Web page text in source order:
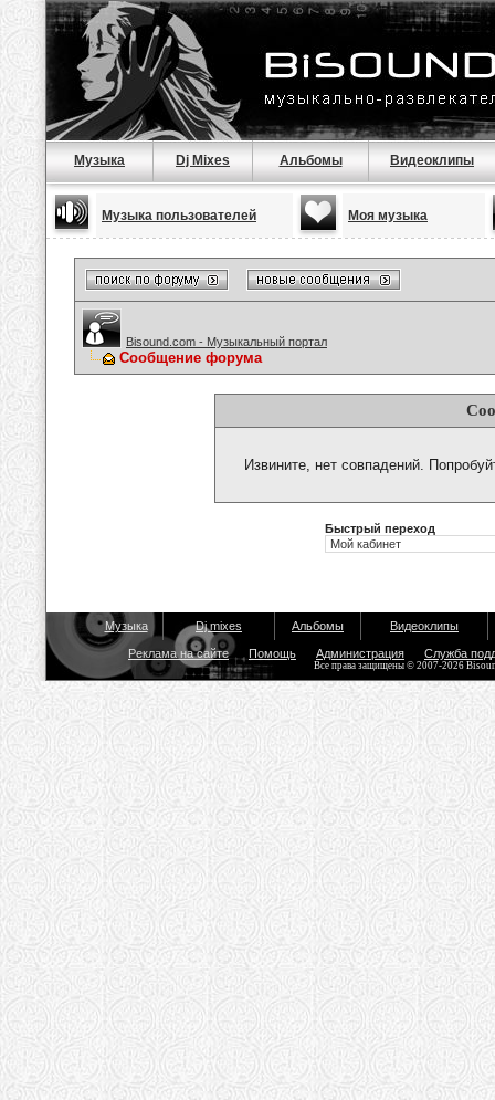
Музыка Dj Mixes Альбомы Видеоклипы
Музыка пользователей Моя музыка
Bisound.com - Музыкальный портал
Сообщение форума
Извините, нет совпадений.
Быстрый переход
Музыка Dj mixes Альбомы Видеоклипы
Реклама на сайте Помощь Администрация Служба
Все права защищены © 2007-2026